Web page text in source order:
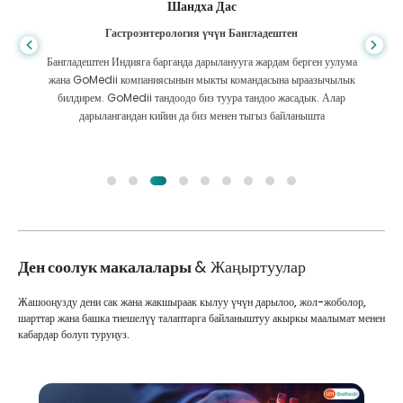
Шандха Дас
Гастроэнтерология үчүн Бангладештен
Бангладештен Индияга барганда дарыланууга жардам берген уулума
жана GoMedii компаниясынын мыкты командасына ыраазычылык
билдирем. GoMedii тандоодо биз туура тандоо жасадык. Алар
дарылангандан кийин да биз менен тыгыз байланышта
Ден соолук макалалары& Жаңыртуулар
Жашооңузду дени сак жана жакшыраак кылуу үчүн дарылоо, жол-жоболор,
шарттар жана башка тиешелүү талаптарга байланыштуу акыркы маалымат менен
кабардар болуп туруңуз.